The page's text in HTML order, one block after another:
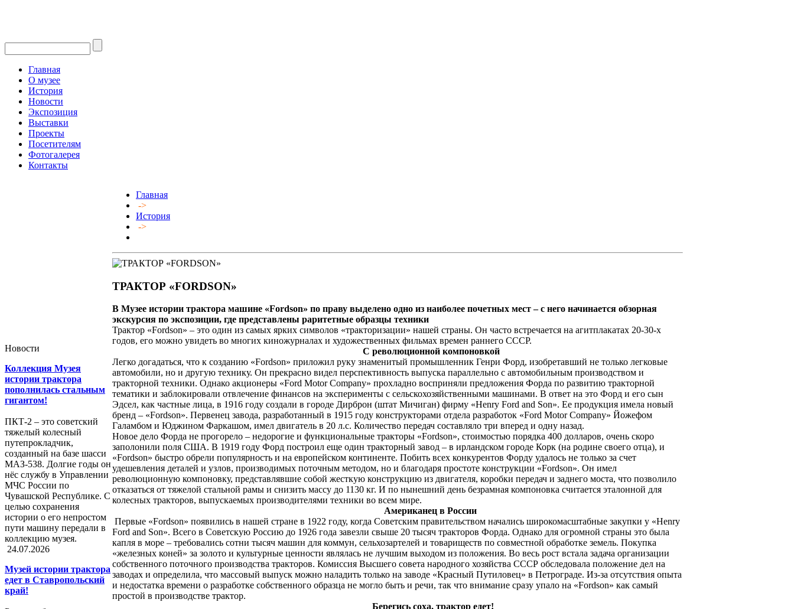
Главная
О музее
История
Новости
Экспозиция
Выставки
Проекты
Посетителям
Фотогалерея
Контакты
Новости
Коллекция Музея
истории трактора
пополнилась стальным
гигантом!
ПКТ-2 – это советский
тяжелый колесный
путепрокладчик,
созданный на базе шасси
МАЗ-538. Долгие годы он
нёс службу в Управлении
МЧС России по
Чувашской Республике. С
целью сохранения
истории о его непростом
пути машину передали в
коллекцию музея.
24.07.2026
Музей истории трактора
едет в Ставропольский
край!
Главная
->
История
->
ТРАКТОР «FORDSON»
В Музее истории трактора машине «Fordson» по праву выделено одно из наиболее почетных мест – с него начинается обзорная
экскурсия по экспозиции, где представлены раритетные образцы техники
Трактор «Fordson» – это один из самых ярких символов «тракторизации» нашей страны. Он часто встречается на агитплакатах 20-30-х
годов, его можно увидеть во многих киножурналах и художественных фильмах времен раннего СССР.
С революционной компоновкой
Легко догадаться, что к созданию «Fordson» приложил руку знаменитый промышленник Генри Форд, изобретавший не только легковые
автомобили, но и другую технику. Он прекрасно видел перспективность выпуска параллельно с автомобильным производством и
тракторной техники. Однако акционеры «Ford Motor Company» прохладно восприняли предложения Форда по развитию тракторной
тематики и заблокировали отвлечение финансов на эксперименты с сельскохозяйственными машинами. В ответ на это Форд и его сын
Эдсел, как частные лица, в 1916 году создали в городе Дирброн (штат Мичиган) фирму «Henry Ford and Son». Ее продукция имела новый
бренд – «Fordson». Первенец завода, разработанный в 1915 году конструкторами отдела разработок «Ford Motor Company» Йожефом
Галамбом и Юджином Фаркашом, имел двигатель в 20 л.с. Количество передач составляло три вперед и одну назад.
Новое дело Форда не прогорело – недорогие и функциональные тракторы «Fordson», стоимостью порядка 400 долларов, очень скоро
заполонили поля США. В 1919 году Форд построил еще один тракторный завод – в ирландском городе Корк (на родине своего отца), и
«Fordson» быстро обрели популярность и на европейском континенте. Побить всех конкурентов Форду удалось не только за счет
удешевления деталей и узлов, производимых поточным методом, но и благодаря простоте конструкции «Fordson». Он имел
революционную компоновку, представлявшие собой жесткую конструкцию из двигателя, коробки передач и заднего моста, что позволило
отказаться от тяжелой стальной рамы и снизить массу до 1130 кг. И по нынешний день безрамная компоновка считается эталонной для
колесных тракторов, выпускаемых производителями техники во всем мире.
Американец в России
Первые «Fordson» появились в нашей стране в 1922 году, когда Советским правительством начались широкомасштабные закупки у «Henry
Ford and Son». Всего в Советскую Россию до 1926 года завезли свыше 20 тысяч тракторов Форда. Однако для огромной страны это была
капля в море – требовались сотни тысяч машин для коммун, сельхозартелей и товариществ по совместной обработке земель. Покупка
«железных коней» за золото и культурные ценности являлась не лучшим выходом из положения. Во весь рост встала задача организации
собственного поточного производства тракторов. Комиссия Высшего совета народного хозяйства СССР обследовала положение дел на
заводах и определила, что массовый выпуск можно наладить только на заводе «Красный Путиловец» в Петрограде. Из-за отсутствия опыта
и недостатка времени о разработке собственного образца не могло быть и речи, так что внимание сразу упало на «Fordson» как самый
простой в производстве трактор.
Берегись соха, трактор едет!